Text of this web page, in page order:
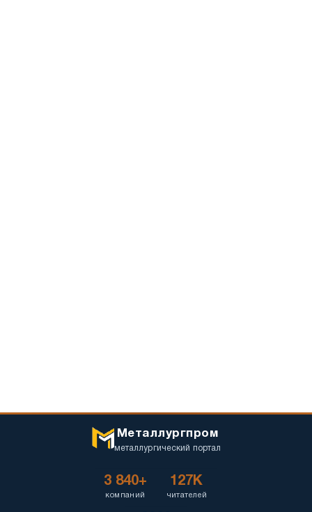
Металлургпром
металлургический портал
3 840+
компаний
127K
читателей